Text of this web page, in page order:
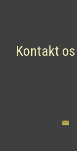
Kontakt os